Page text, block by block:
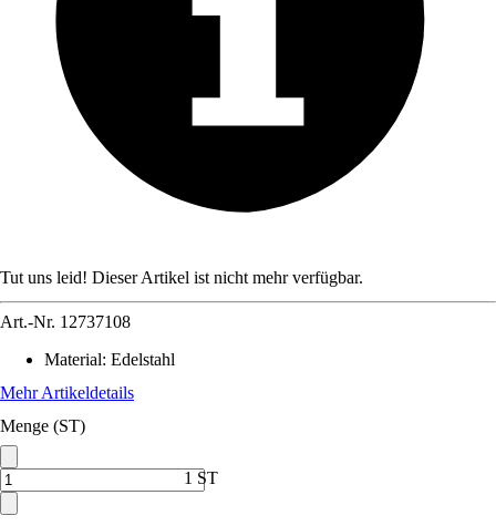
Tut uns leid! Dieser Artikel ist nicht mehr verfügbar.
Art.-Nr. 12737108
Material: Edelstahl
Mehr Artikeldetails
Menge (ST)
1 ST